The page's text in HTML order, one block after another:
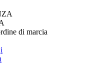
di marcia
i